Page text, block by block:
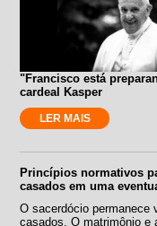
"Francisco está
cardeal Kasper
LER MAIS
Princípios normativos
casados em uma
O sacerdócio permanece
casados. O matrimônio e